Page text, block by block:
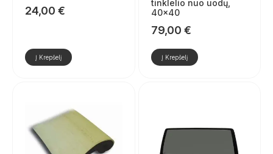
24,00 €
Į Krepšelį
tinklelio nuo uodų,
40×40
79,00 €
Į Krepšelį